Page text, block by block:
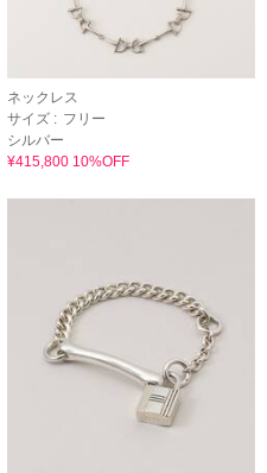
ネックレス
サイズ : フリー
シルバー
¥415,800 10%OFF